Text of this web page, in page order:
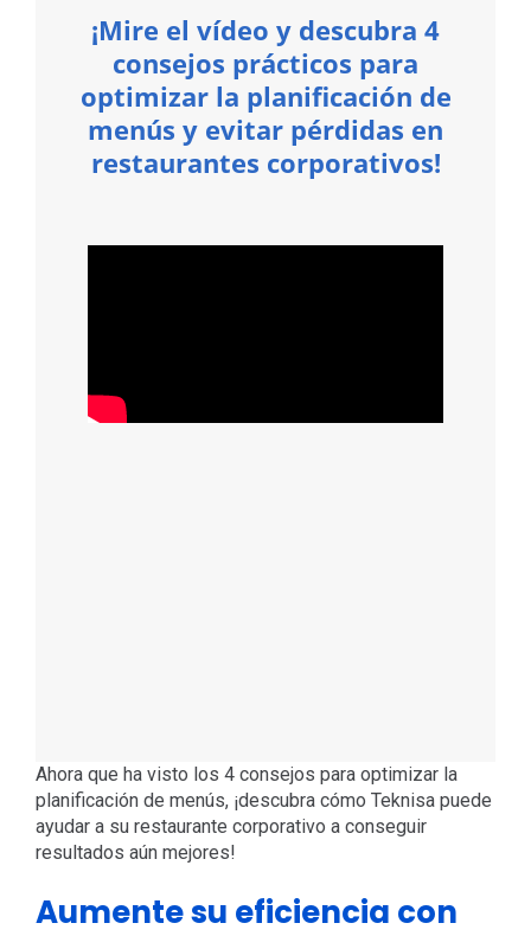
¡Mire el vídeo y descubra 4
consejos prácticos para
optimizar la planificación de
menús y evitar pérdidas en
restaurantes corporativos!
Ahora que ha visto los 4 consejos para optimizar la
planificación de menús, ¡descubra cómo Teknisa puede
ayudar a su restaurante corporativo a conseguir
resultados aún mejores!
Aumente su eficiencia con